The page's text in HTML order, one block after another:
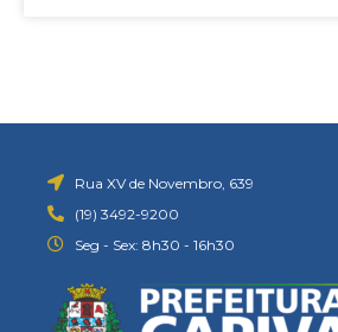
Rua XV de Novembro, 639
(19) 3492-9200
Seg - Sex: 8h30 - 16h30